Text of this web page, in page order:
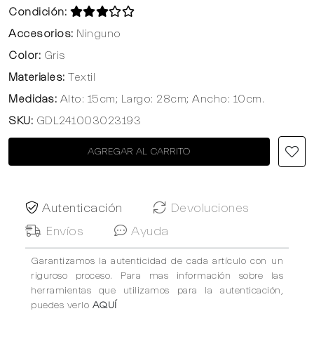
Condición:
Accesorios: Ninguno
Color: Gris
Materiales: Textil
Medidas: Alto: 15cm; Largo: 28cm; Ancho: 10cm.
SKU: GDL241003023193
AGREGAR AL CARRITO
Autenticación
Devoluciones
Envíos
Ayuda
Garantizamos la autenticidad de cada artículo con un
riguroso proceso. Para mas información sobre las
herramientas que utilizamos para la autenticación,
puedes verlo AQUÍ